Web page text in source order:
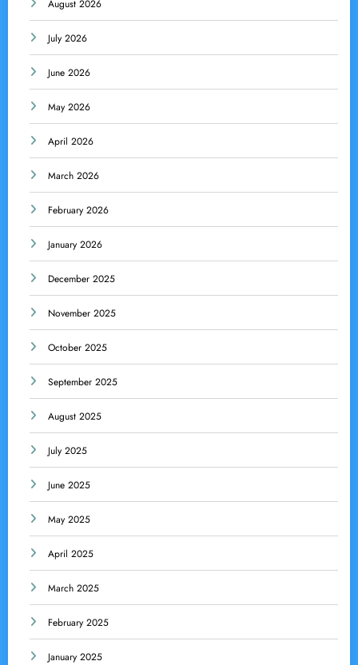
August 2026
July 2026
June 2026
May 2026
April 2026
March 2026
February 2026
January 2026
December 2025
November 2025
October 2025
September 2025
August 2025
July 2025
June 2025
May 2025
April 2025
March 2025
February 2025
January 2025